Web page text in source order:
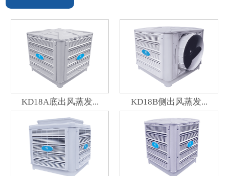
KD18A底出风蒸发... KD18B侧出风蒸发...